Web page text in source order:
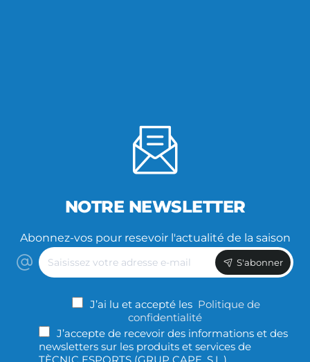
NOTRE NEWSLETTER
Abonnez-vos pour resevoir l'actualité de la saison
Saisissez
votre
adresse
S'abonner
J’ai lu et accepté les Politique de
confidentialité
J’accepte de recevoir des informations et des
newsletters sur les produits et services de